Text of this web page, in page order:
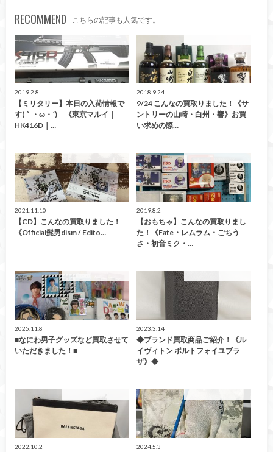
RECOMMEND こちらの記事も人気です。
2019.2.8
【ミリタリー】本日の入荷情報で
す(｀・ω・´)ゞ《東京マルイ｜
HK416D｜…
2018.9.24
9/24 こんなの買取りました！《サ
ントリーの山崎・白州・響》お買
い求めの際…
2021.11.10
【CD】こんなの買取りました！
《Official髭男dism / Edito…
2019.8.2
【おもちゃ】こんなの買取りまし
た！《Fate・レムラム・ごちう
さ・初音ミク・…
2025.11.8
■なにわ男子グッズなど買取させて
いただきました！■
2023.3.14
◆ブランド買取商品ご紹介！《ル
イヴィトン ポルトフォイユブラ
ザ》◆
2022.10.2 2024.5.3